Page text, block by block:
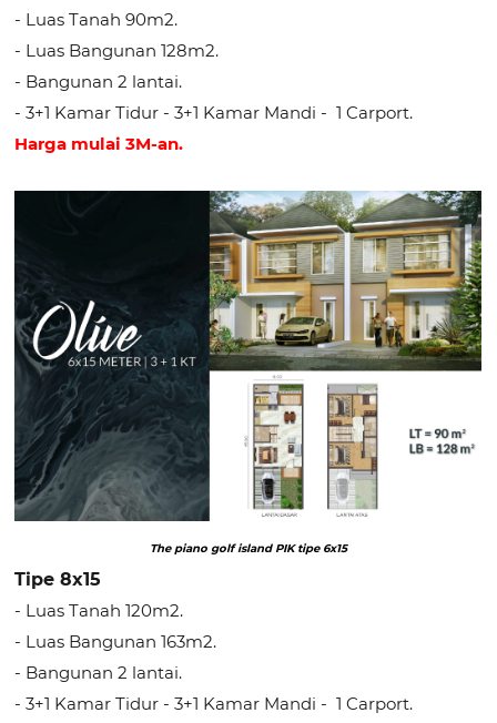
- Luas Tanah 90m2.
- Luas Bangunan 128m2.
- Bangunan 2 lantai.
- 3+1 Kamar Tidur - 3+1 Kamar Mandi - 1 Carport.
Harga mulai 3M-an.
The piano golf island PIK tipe 6x15
Tipe 8x15
- Luas Tanah 120m2.
- Luas Bangunan 163m2.
- Bangunan 2 lantai.
- 3+1 Kamar Tidur - 3+1 Kamar Mandi - 1 Carport.